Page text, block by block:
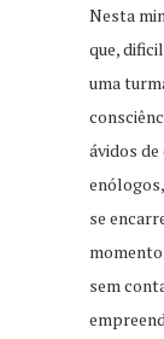
Nesta
que,
uma
ávidos
se
sem